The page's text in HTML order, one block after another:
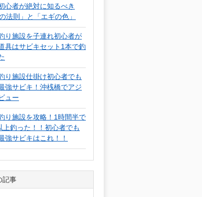
心者が絶対に知るべき
法則」と「エギの色」
り施設を子連れ初心者が
具はサビキセット1本で釣
り施設仕掛け初心者でも
強サビキ！沖桟橋でアジ
ュー
り施設を攻略！1時間半で
上釣った！！初心者でも
強サビキはこれ！！
記事